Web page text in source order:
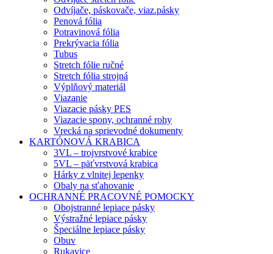
Odvíjače, páskovače, viaz.pásky
Penová fólia
Potravinová fólia
Prekrývacia fólia
Tubus
Stretch fólie ručné
Stretch fólia strojná
Výplňový materiál
Viazanie
Viazacie pásky PES
Viazacie spony, ochranné rohy
Vrecká na sprievodné dokumenty
KARTÓNOVÁ KRABICA
3VL – trojvrstvové krabice
5VL – päťvrstvová krabica
Hárky z vlnitej lepenky
Obaly na sťahovanie
OCHRANNÉ PRACOVNÉ POMOCKY
Obojstranné lepiace pásky
Výstražné lepiace pásky
Špeciálne lepiace pásky
Obuv
Rukavice